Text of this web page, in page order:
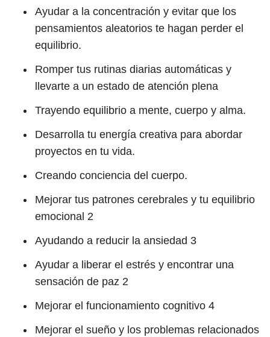
Ayudar a la concentración y evitar que los
pensamientos aleatorios te hagan perder el
equilibrio.
Romper tus rutinas diarias automáticas y
llevarte a un estado de atención plena
Trayendo equilibrio a mente, cuerpo y alma.
Desarrolla tu energía creativa para abordar
proyectos en tu vida.
Creando conciencia del cuerpo.
Mejorar tus patrones cerebrales y tu equilibrio
emocional 2
Ayudando a reducir la ansiedad 3
Ayudar a liberar el estrés y encontrar una
sensación de paz 2
Mejorar el funcionamiento cognitivo 4
Mejorar el sueño y los problemas relacionados